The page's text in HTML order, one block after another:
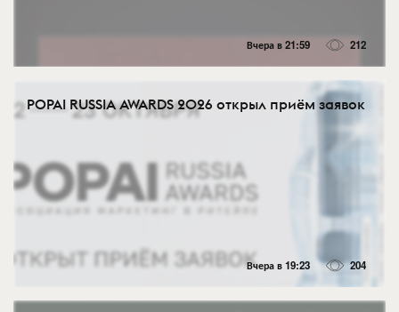
Вчера в 21:59 212
POPAI RUSSIA AWARDS 2026 открыл приём заявок
Вчера в 19:23 204